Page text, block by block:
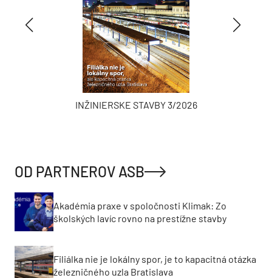
INŽINIERSKE STAVBY 3/2026
OD PARTNEROV ASB
Akadémia praxe v spoločnosti Klimak: Zo
školských lavíc rovno na prestížne stavby
Filiálka nie je lokálny spor, je to kapacitná otázka
železničného uzla Bratislava